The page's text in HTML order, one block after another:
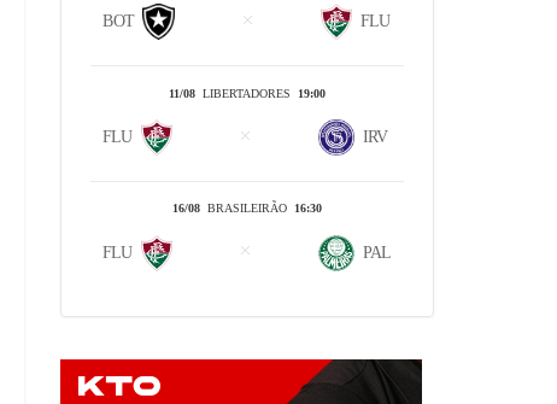
BOT FLU
11/08 LIBERTADORES 19:00
FLU IRV
16/08 BRASILEIRÃO 16:30
FLU PAL